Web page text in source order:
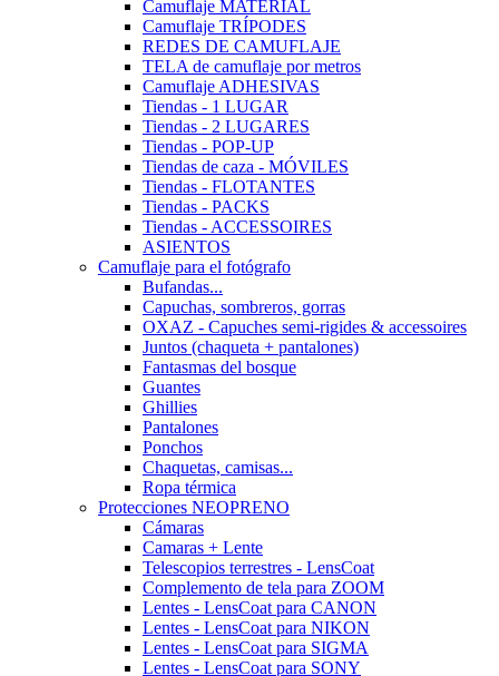
Camuflaje MATERIAL
Camuflaje TRÍPODES
REDES DE CAMUFLAJE
TELA de camuflaje por metros
Camuflaje ADHESIVAS
Tiendas - 1 LUGAR
Tiendas - 2 LUGARES
Tiendas - POP-UP
Tiendas de caza - MÓVILES
Tiendas - FLOTANTES
Tiendas - PACKS
Tiendas - ACCESSOIRES
ASIENTOS
Camuflaje para el fotógrafo
Bufandas...
Capuchas, sombreros, gorras
OXAZ - Capuches semi-rigides & accessoires
Juntos (chaqueta + pantalones)
Fantasmas del bosque
Guantes
Ghillies
Pantalones
Ponchos
Chaquetas, camisas...
Ropa térmica
Protecciones NEOPRENO
Cámaras
Camaras + Lente
Telescopios terrestres - LensCoat
Complemento de tela para ZOOM
Lentes - LensCoat para CANON
Lentes - LensCoat para NIKON
Lentes - LensCoat para SIGMA
Lentes - LensCoat para SONY